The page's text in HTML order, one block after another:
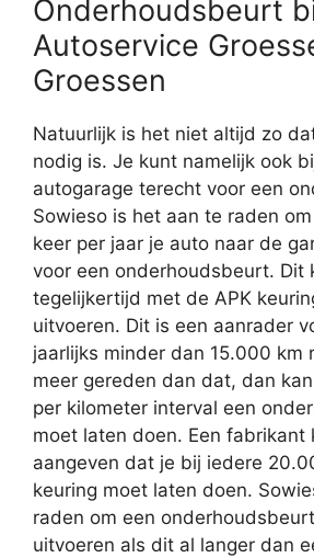
Onderhoudsbeurt
Autoservice
Groessen
Natuurlijk is het niet altijd zo
nodig is. Je kunt namelijk ook
autogarage terecht voor een
Sowieso is het aan te raden
keer per jaar je auto naar de
voor een onderhoudsbeurt. Dit
tegelijkertijd met de APK
uitvoeren. Dit is een aanrader
jaarlijks minder dan 15.000 km
meer gereden dan dat, dan
per kilometer interval een
moet laten doen. Een fabrikant
aangeven dat je bij iedere
keuring moet laten doen.
raden om een
uitvoeren als dit al langer dan